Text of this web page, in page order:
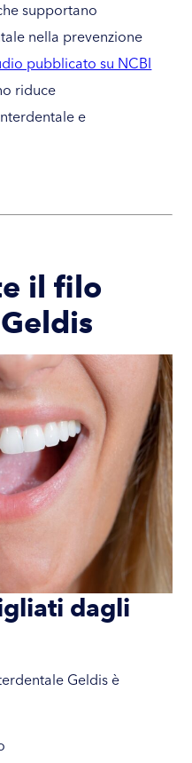
supportano
nella prevenzione
pubblicato su NCBI
riduce
e
il filo
dagli
Geldis è